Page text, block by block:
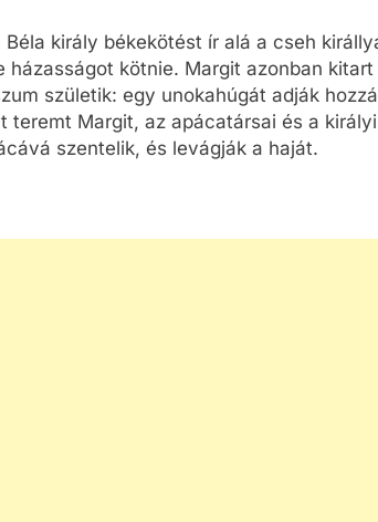
Béla király békekötést ír alá a cseh
házasságot kötnie. Margit azonban
születik: egy unokahúgát adják
teremt Margit, az apácatársai és a
szentelik, és levágják a haját.